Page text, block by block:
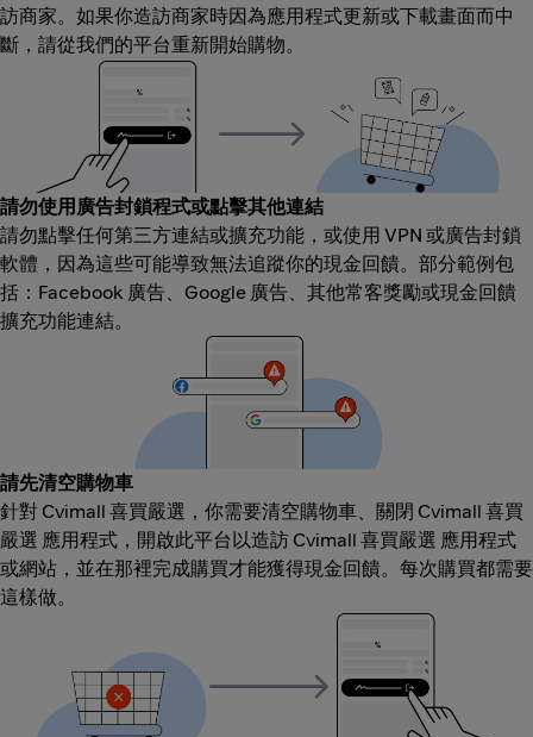
訪商家。如果你造訪商家時因為應用程式更新或下載畫面而中
斷，請從我們的平台重新開始購物。
請勿使用廣告封鎖程式或點擊其他連結
請勿點擊任何第三方連結或擴充功能，或使用 VPN 或廣告封鎖
軟體，因為這些可能導致無法追蹤你的現金回饋。部分範例包
括：Facebook 廣告、Google 廣告、其他常客獎勵或現金回饋
擴充功能連結。
請先清空購物車
針對 Cvimall 喜買嚴選，你需要清空購物車、關閉 Cvimall 喜買
嚴選 應用程式，開啟此平台以造訪 Cvimall 喜買嚴選 應用程式
或網站，並在那裡完成購買才能獲得現金回饋。每次購買都需要
這樣做。